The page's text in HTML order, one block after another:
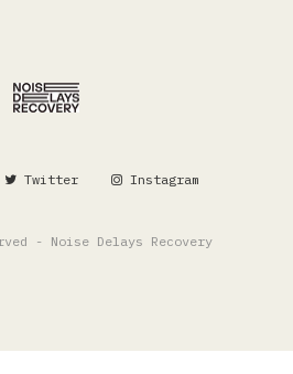
Twitter Instagram
- Noise Delays Recovery